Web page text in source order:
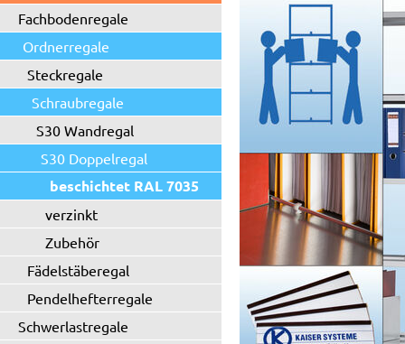
Fachbodenregale
Ordnerregale
Steckregale
Schraubregale
S30 Wandregal
S30 Doppelregal
beschichtet RAL 7035
verzinkt
Zubehör
Fädelstäberegal
Pendelhefterregale
Schwerlastregale